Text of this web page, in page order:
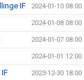
IF 2024-01-10 08:00
2024-01-08 08:00
2024-01-07 08:00
2024-01-01 12:00
2023-12-30 18:00